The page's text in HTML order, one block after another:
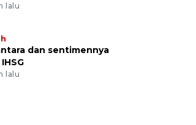
lalu
dan sentimennya
lalu